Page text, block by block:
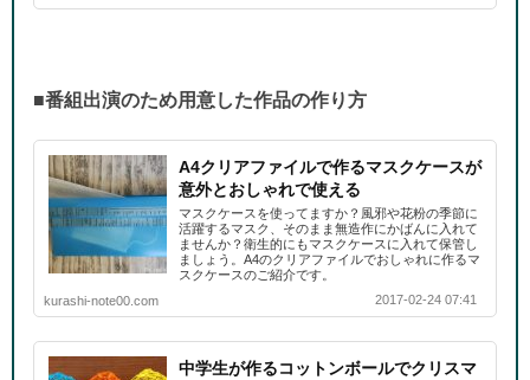
■番組出演のため用意した作品の作り方
A4クリアファイルで作るマスクケースが
意外とおしゃれで使える
マスクケースを使ってますか？風邪や花粉の季節に
活躍するマスク、そのまま無造作にかばんに入れて
ませんか？衛生的にもマスクケースに入れて保管し
ましょう。A4のクリアファイルでおしゃれに作るマ
スクケースのご紹介です。
kurashi-note00.com
2017-02-24 07:41
中学生が作るコットンボールでクリスマ